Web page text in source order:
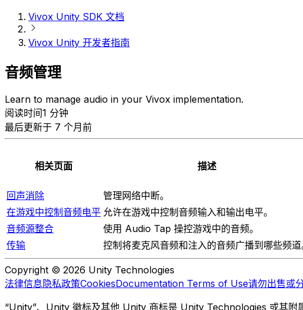
Vivox Unity SDK 文档
Vivox Unity 开发者指南
音频管理
Learn to manage audio in your Vivox implementation.
阅读时间1 分钟
最后更新于 7 个月前
相关页面 描述
回声消除
管理网络中断。
在游戏中控制音频电平 允许在游戏中控制音频输入和输出电平。
音频源整合
使用 Audio Tap 操控游戏中的音频。
传输
控制将麦克风音频和注入的音频广播到哪些频道
Copyright © 2026 Unity Technologies
法律信息隐私政策CookiesDocumentation Terms of Use请勿出售或
“Unity”、Unity 徽标及其他 Unity 商标是 Unity Technologies 或其附